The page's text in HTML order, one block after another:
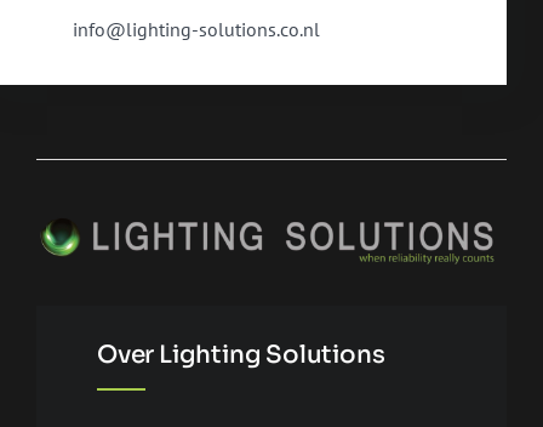
info@lighting-solutions.co.nl
Over Lighting Solutions